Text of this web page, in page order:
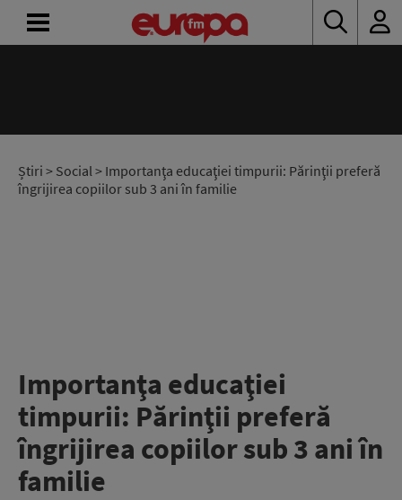
Știri > Social> Importanţa educaţiei timpurii: Părinţii preferă
îngrijirea copiilor sub 3 ani în familie
Importanţa educaţiei
timpurii: Părinţii preferă
îngrijirea copiilor sub 3 ani în
familie
RADIO